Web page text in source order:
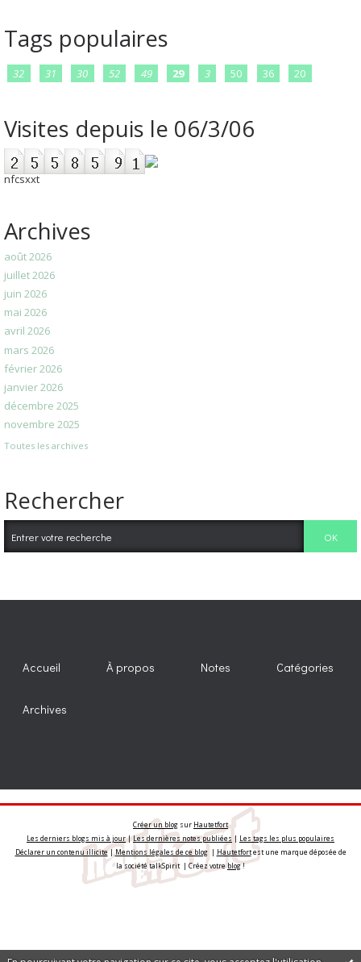
Tags populaires
32 31 30 52 49 29 3 50 36 20
Visites depuis le 06/3/06
nfcsxxt
Archives
août 2026
juillet 2026
juin 2026
mai 2026
avril 2026
mars 2026
février 2026
janvier 2026
décembre 2025
novembre 2025
Toutes les archives
Rechercher
Accueil À propos Notes Catégories
Archives
Créer un blog sur Hautetfort
Les derniers blogs mis à jour|Les dernières notes publiées | Les tags les plus populaires
Déclarer un contenu illicite|Mentions légales de ce blog| Hautetfortest une marque déposée de
la société talkSpirit | Créez votreblog!